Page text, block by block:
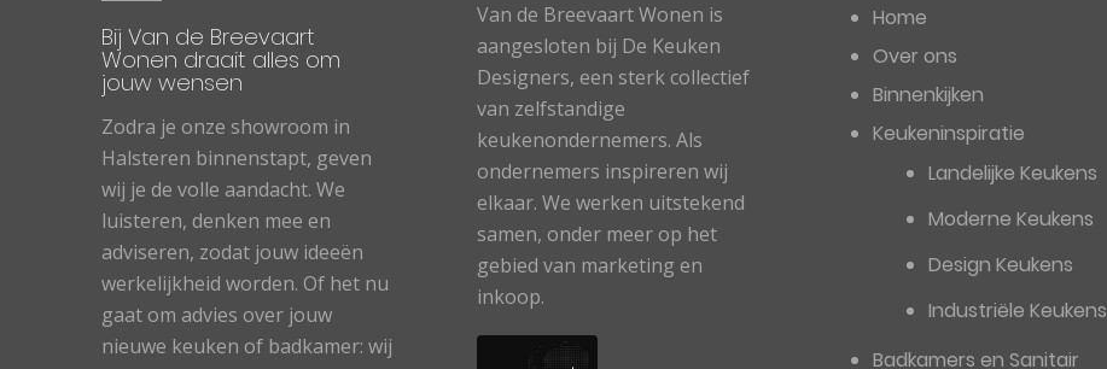
Bij Van de Breevaart
Wonen draait alles om
jouw wensen
Zodra je onze showroom in
Halsteren binnenstapt, geven
wij je de volle aandacht. We
luisteren, denken mee en
adviseren, zodat jouw ideeën
werkelijkheid worden. Of het nu
gaat om advies over jouw
nieuwe keuken of badkamer: wij
Van de Breevaart Wonen is
aangesloten bij De Keuken
Designers, een sterk collectief
van zelfstandige
keukenondernemers. Als
ondernemers inspireren wij
elkaar. We werken uitstekend
samen, onder meer op het
gebied van marketing en
inkoop.
Home
Over ons
Binnenkijken
Keukeninspiratie
Landelijke Keukens
Moderne Keukens
Design Keukens
Industriële Keukens
Badkamers en Sanitair